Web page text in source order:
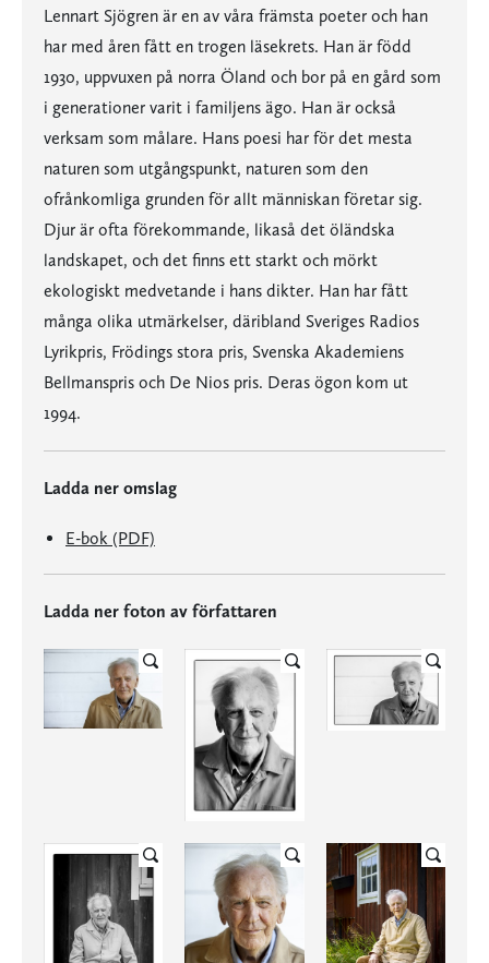
Lennart Sjögren är en av våra främsta poeter och han
har med åren fått en trogen läsekrets. Han är född
1930, uppvuxen på norra Öland och bor på en gård som
i generationer varit i familjens ägo. Han är också
verksam som målare. Hans poesi har för det mesta
naturen som utgångspunkt, naturen som den
ofrånkomliga grunden för allt människan företar sig.
Djur är ofta förekommande, likaså det öländska
landskapet, och det finns ett starkt och mörkt
ekologiskt medvetande i hans dikter. Han har fått
många olika utmärkelser, däribland Sveriges Radios
Lyrikpris, Frödings stora pris, Svenska Akademiens
Bellmanspris och De Nios pris. Deras ögon kom ut
1994.
Ladda ner omslag
E-bok (PDF)
Ladda ner foton av författaren